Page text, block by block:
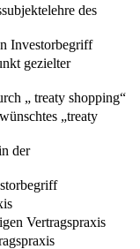
des
Investorbegriff
gezielter
„ treaty shopping“
„treaty
der
Vertragspraxis